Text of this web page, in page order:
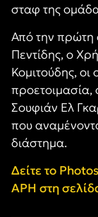
σταφ της
Από την πρώτη
Πεντίδης, ο
Κομιτούδης,
προετοιμασία,
Σουφιάν Ελ
που
διάστημα.
Δείτε το
ΑΡΗ στη